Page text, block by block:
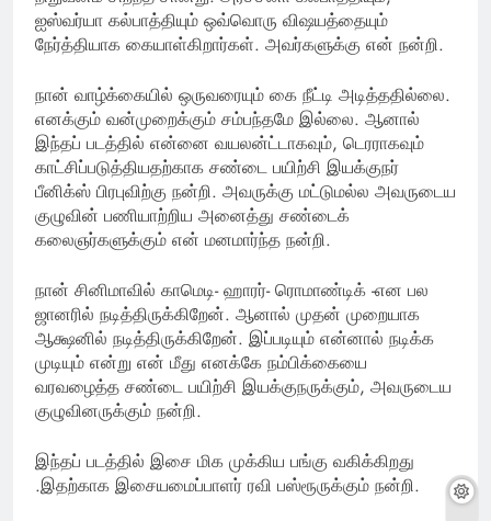
ஐஸ்வர்யா கல்பாத்தியும் ஒவ்வொரு விஷயத்தையும்
நேர்த்தியாக கையாள்கிறார்கள். அவர்களுக்கு என் நன்றி.
நான் வாழ்க்கையில் ஒருவரையும் கை நீட்டி அடித்ததில்லை.
எனக்கும் வன்முறைக்கும் சம்பந்தமே இல்லை. ஆனால்
இந்தப் படத்தில் என்னை வயலன்ட்டாகவும், டெரராகவும்
காட்சிப்படுத்தியதற்காக சண்டை பயிற்சி இயக்குநர்
பீனிக்ஸ் பிரபுவிற்கு நன்றி. அவருக்கு மட்டுமல்ல அவருடைய
குழுவின் பணியாற்றிய அனைத்து சண்டைக்
கலைஞர்களுக்கும் என் மனமார்ந்த நன்றி.
நான் சினிமாவில் காமெடி- ஹாரர்- ரொமாண்டிக் -என பல
ஜானரில் நடித்திருக்கிறேன். ஆனால் முதன் முறையாக
ஆக்ஷனில் நடித்திருக்கிறேன். இப்படியும் என்னால் நடிக்க
முடியும் என்று என் மீது எனக்கே நம்பிக்கையை
வரவழைத்த சண்டை பயிற்சி இயக்குநருக்கும், அவருடைய
குழுவினருக்கும் நன்றி.‌
இந்தப் படத்தில் இசை மிக முக்கிய பங்கு வகிக்கிறது
.இதற்காக இசையமைப்பாளர் ரவி பஸ்ரூருக்கும் நன்றி.